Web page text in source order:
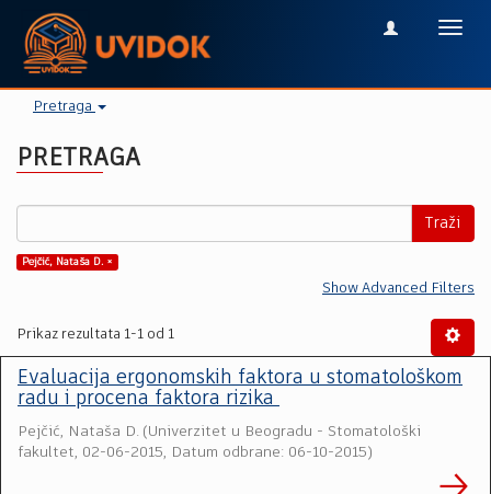
Pretraga
PRETRAGA
Traži
Pejčić, Nataša D. ×
Show Advanced Filters
Prikaz rezultata 1-1 od 1
Evaluacija ergonomskih faktora u stomatološkom
radu i procena faktora rizika
Pejčić, Nataša D. (Univerzitet u Beogradu - Stomatološki
fakultet, 02-06-2015, Datum odbrane: 06-10-2015)